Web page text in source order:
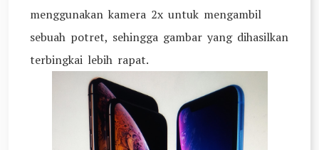
menggunakan kamera 2x untuk mengambil
sebuah potret, sehingga gambar yang dihasilkan
terbingkai lebih rapat.